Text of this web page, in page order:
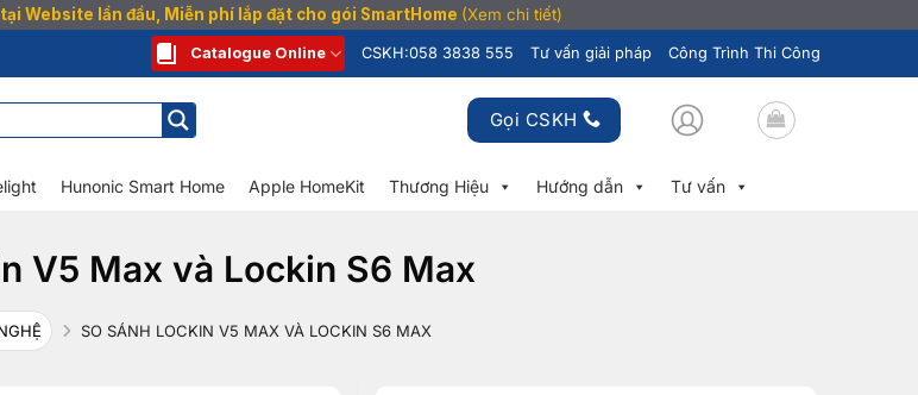
Website lần đầu, Miễn phí lắp đặt cho gói SmartHome (Xem chi tiết)
Catalogue Online CSKH:058 3838 555 Tư vấn giải pháp Công Trình Thi Công
Gọi CSKH
Hunonic Smart Home Apple HomeKit Thương Hiệu Hướng dẫn Tư vấn
V5 Max và Lockin S6 Max
SO SÁNH LOCKIN V5 MAX VÀ LOCKIN S6 MAX